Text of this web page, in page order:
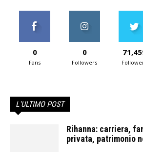
0
Fans
0
Followers
L'ULTIMO POST
Rihanna: carriera,
privata, patrimonio